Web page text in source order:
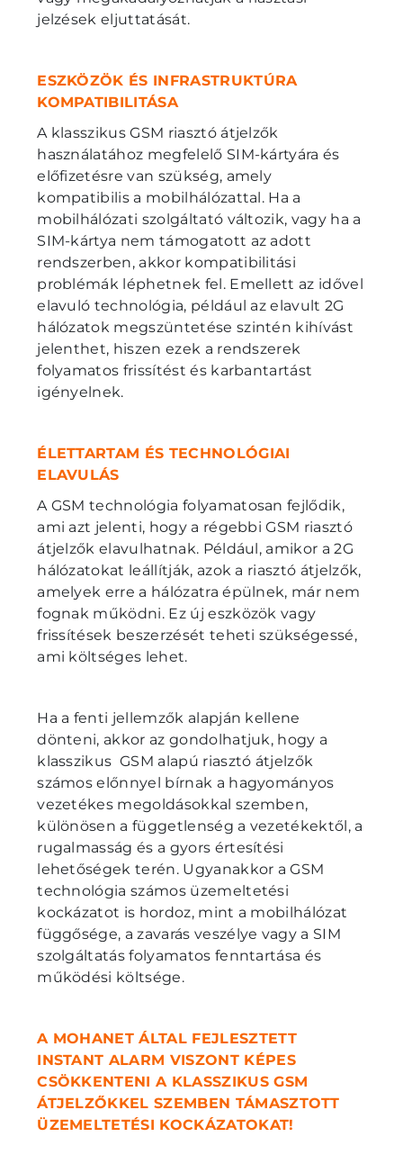
jelzések eljuttatását.
ESZKÖZÖK ÉS INFRASTRUKTÚRA
KOMPATIBILITÁSA
A klasszikus GSM riasztó átjelzők
használatához megfelelő SIM-kártyára és
előfizetésre van szükség, amely
kompatibilis a mobilhálózattal. Ha a
mobilhálózati szolgáltató változik, vagy ha a
SIM-kártya nem támogatott az adott
rendszerben, akkor kompatibilitási
problémák léphetnek fel. Emellett az idővel
elavuló technológia, például az elavult 2G
hálózatok megszüntetése szintén kihívást
jelenthet, hiszen ezek a rendszerek
folyamatos frissítést és karbantartást
igényelnek.
ÉLETTARTAM ÉS TECHNOLÓGIAI
ELAVULÁS
A GSM technológia folyamatosan fejlődik,
ami azt jelenti, hogy a régebbi GSM riasztó
átjelzők elavulhatnak. Például, amikor a 2G
hálózatokat leállítják, azok a riasztó átjelzők,
amelyek erre a hálózatra épülnek, már nem
fognak működni. Ez új eszközök vagy
frissítések beszerzését teheti szükségessé,
ami költséges lehet.
Ha a fenti jellemzők alapján kellene
dönteni, akkor az gondolhatjuk, hogy a
klasszikus GSM alapú riasztó átjelzők
számos előnnyel bírnak a hagyományos
vezetékes megoldásokkal szemben,
különösen a függetlenség a vezetékektől, a
rugalmasság és a gyors értesítési
lehetőségek terén. Ugyanakkor a GSM
technológia számos üzemeltetési
kockázatot is hordoz, mint a mobilhálózat
függősége, a zavarás veszélye vagy a SIM
szolgáltatás folyamatos fenntartása és
működési költsége.
A MOHANET ÁLTAL FEJLESZTETT
INSTANT ALARM VISZONT KÉPES
CSÖKKENTENI A KLASSZIKUS GSM
ÁTJELZŐKKEL SZEMBEN TÁMASZTOTT
ÜZEMELTETÉSI KOCKÁZATOKAT!